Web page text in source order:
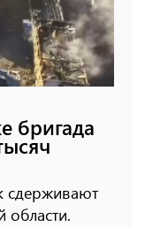
бригада
сдерживают
области.